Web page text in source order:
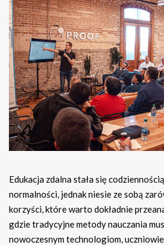
Edukacja zdalna stała się
normalności, jednak niesie ze sobą
korzyści, które warto dokładnie
gdzie tradycyjne metody nauczania
nowoczesnym technologiom,